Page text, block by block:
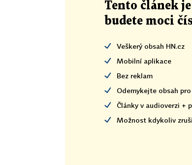
Tento článek je
budete moci
Veškerý obsah HN.cz
Mobilní aplikace
Bez reklam
Odemykejte obsah
Články v audioverzi +
Možnost kdykoliv